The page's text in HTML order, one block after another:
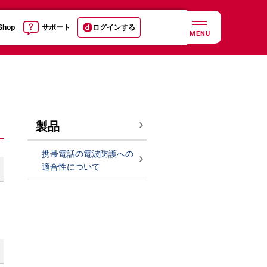
サポート ログインする
MENU
製品
携帯電話の電波防護への
適合性について